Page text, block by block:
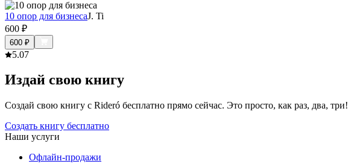
10 опор для бизнесаJ. Ti
600 ₽
600 ₽
5.07
Издай свою книгу
Создай свою книгу с Rideró бесплатно прямо сейчас. Это просто, как раз, два, три!
Создать книгу бесплатно
Наши услуги
Офлайн-продажи